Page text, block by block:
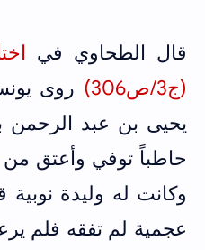
قال الطحاوي في
(ج3/ص306)
روى
يحيى بن عبد
حاطباً توفي وأعتق
وكانت له وليدة
عجمية لم تفقه فلم